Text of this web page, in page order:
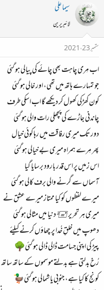
سیما علی
لائبریرین
ستمبر 23، 2021
اب مِری چاہت بھی چائے کی پیالی ہو گئی
جو تمہارے ہاتھ میں تھی، اور خالی ہو گئی
کون کھڑکی کھول کر دیکھے گا اب اسکی طرف
چاندنی جاڑے کی پچھلی رات والی ہو گئی
دور تک میری رفاقت میں رہا کوئی خیال
پھر مِرے ہمراہ میری بے خیالی ہو گئی
اس زمیں پر اس قدر بارود برسایا گیا
آسماں سے گرنے والی برف کالی ہو گئی
میرے لفظوں کو کیا ممتاز میرے عشق نے
میری ہر تحریر🖅 دنیا میں مثالی ہو گئی
دھوپ میں خلقِ خُدا پر چھاؤں کرنے کیلئے
پیڑ کی اپنی جسامت ڈالی ڈالی ہو گئی🌳
رُخ بدلتی ہے بدلتے موسموں کے ساتھ ساتھ
کونج کا کیا ہے، جنوبی یا شمالی ہو گئی🦆